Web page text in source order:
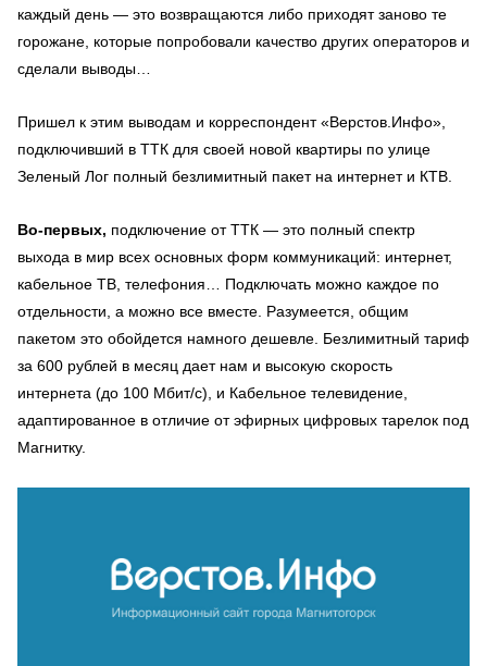
каждый день — это возвращаются либо приходят заново те
горожане, которые попробовали качество других операторов и
сделали выводы…
Пришел к этим выводам и корреспондент «Верстов.Инфо»,
подключивший в ТТК для своей новой квартиры по улице
Зеленый Лог полный безлимитный пакет на интернет и КТВ.
Во-первых, подключение от ТТК — это полный спектр
выхода в мир всех основных форм коммуникаций: интернет,
кабельное ТВ, телефония… Подключать можно каждое по
отдельности, а можно все вместе. Разумеется, общим
пакетом это обойдется намного дешевле. Безлимитный тариф
за 600 рублей в месяц дает нам и высокую скорость
интернета (до 100 Мбит/с), и Кабельное телевидение,
адаптированное в отличие от эфирных цифровых тарелок под
Магнитку.